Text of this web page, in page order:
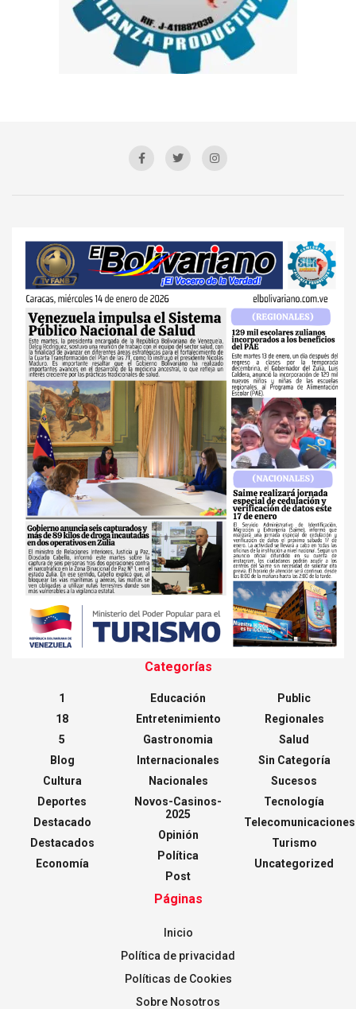
Categorías
1
18
5
Blog
Cultura
Deportes
Destacado
Destacados
Economía
Educación
Entretenimiento
Gastronomia
Internacionales
Nacionales
Novos-Casinos-
2025
Opinión
Política
Post
Public
Regionales
Salud
Sin Categoría
Sucesos
Tecnología
Telecomunicaciones
Turismo
Uncategorized
Páginas
Inicio
Política de privacidad
Políticas de Cookies
Sobre Nosotros